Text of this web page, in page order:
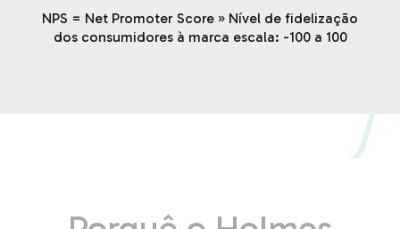
NPS = Net Promoter Score » Nível de fidelização
dos consumidores à marca escala: -100 a 100